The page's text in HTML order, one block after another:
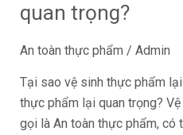
quan trọng?
An toàn thực phẩm / Admin
Tại sao vệ sinh thực phẩm
thực phẩm lại quan trọng?
gọi là An toàn thực phẩm, có